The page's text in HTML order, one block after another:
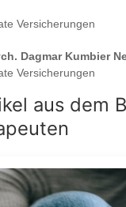
Versicherungen
Dagmar Kumbier
Versicherungen
aus dem